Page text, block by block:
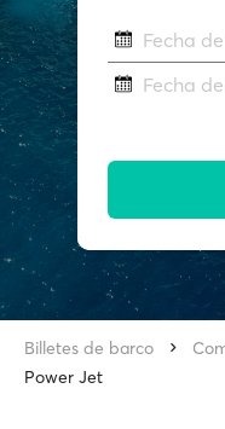
Fecha
Fecha
Billetes de barco
Power Jet